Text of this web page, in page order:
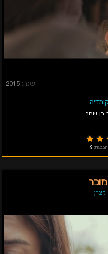
שנה: 2015
קומדיה
בן-שחר
הצבעות: 9
קצר)